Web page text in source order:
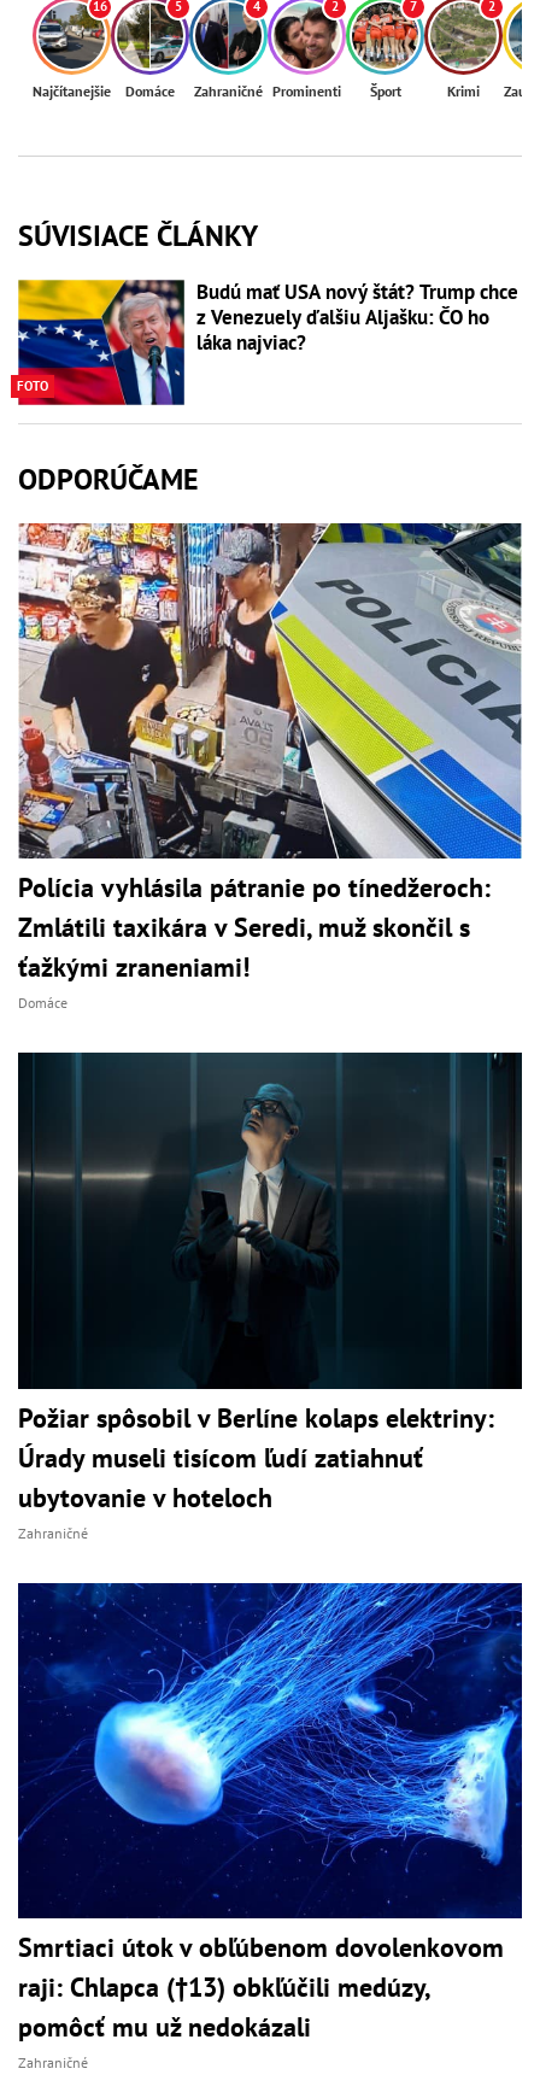
16
Najčítanejšie
5
Domáce
4
Zahraničné
2
Prominenti
7
Šport
2
Krimi
SÚVISIACE ČLÁNKY
FOTO
Budú mať USA nový štát? Trump chce
z Venezuely ďalšiu Aljašku: ČO ho
láka najviac?
ODPORÚČAME
Polícia vyhlásila pátranie po tínedžeroch:
Zmlátili taxikára v Seredi, muž skončil s
ťažkými zraneniami!
Domáce
Požiar spôsobil v Berlíne kolaps elektriny:
Úrady museli tisícom ľudí zatiahnuť
ubytovanie v hoteloch
Zahraničné
Smrtiaci útok v obľúbenom dovolenkovom
raji: Chlapca (†13) obkľúčili medúzy,
pomôcť mu už nedokázali
Zahraničné